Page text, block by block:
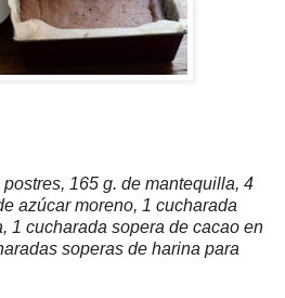
165 g. de mantequilla, 4
azúcar moreno, 1 cucharada
1 cucharada sopera de cacao en
soperas de harina para